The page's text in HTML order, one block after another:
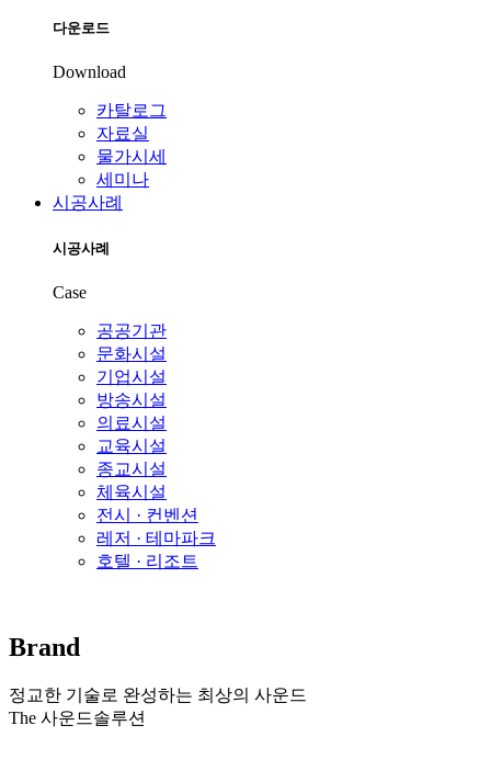
다운로드
Download
카탈로그
자료실
물가시세
세미나
시공사례
시공사례
Case
공공기관
문화시설
기업시설
방송시설
의료시설
교육시설
종교시설
체육시설
전시 · 컨벤션
레저 · 테마파크
호텔 · 리조트
Brand
정교한 기술로 완성하는 최상의 사운드
The 사운드솔루션